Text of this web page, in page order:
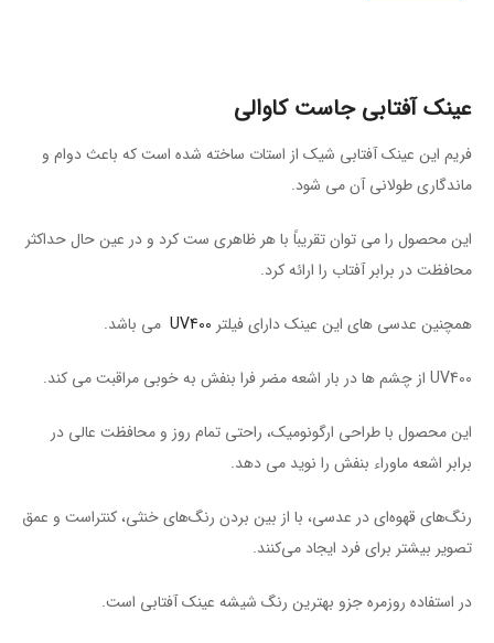
عینک آفتابی جاست کاوالی
فریم این عینک آفتابی شیک از استات ساخته شده است که باعث دوام و
ماندگاری طولانی آن می شود.
این محصول را می توان تقریباً با هر ظاهری ست کرد و در عین حال حداکثر
محافظت در برابر آفتاب را ارائه کرد.
همچنین عدسی های این عینک دارای فیلتر UV400 می باشد.
UV400 از چشم ها در بار اشعه مضر فرا بنفش به خوبی مراقبت می کند.
این محصول با طراحی ارگونومیک، راحتی تمام روز و محافظت عالی در
برابر اشعه ماوراء بنفش را نوید می دهد.
رنگ‌های قهوه‌ای در عدسی، با از بین بردن رنگ‌های خنثی، کنتراست و عمق
تصویر بیشتر برای فرد ایجاد می‌کنند.
در استفاده روزمره جزو بهترین رنگ شیشه عینک آفتابی است.